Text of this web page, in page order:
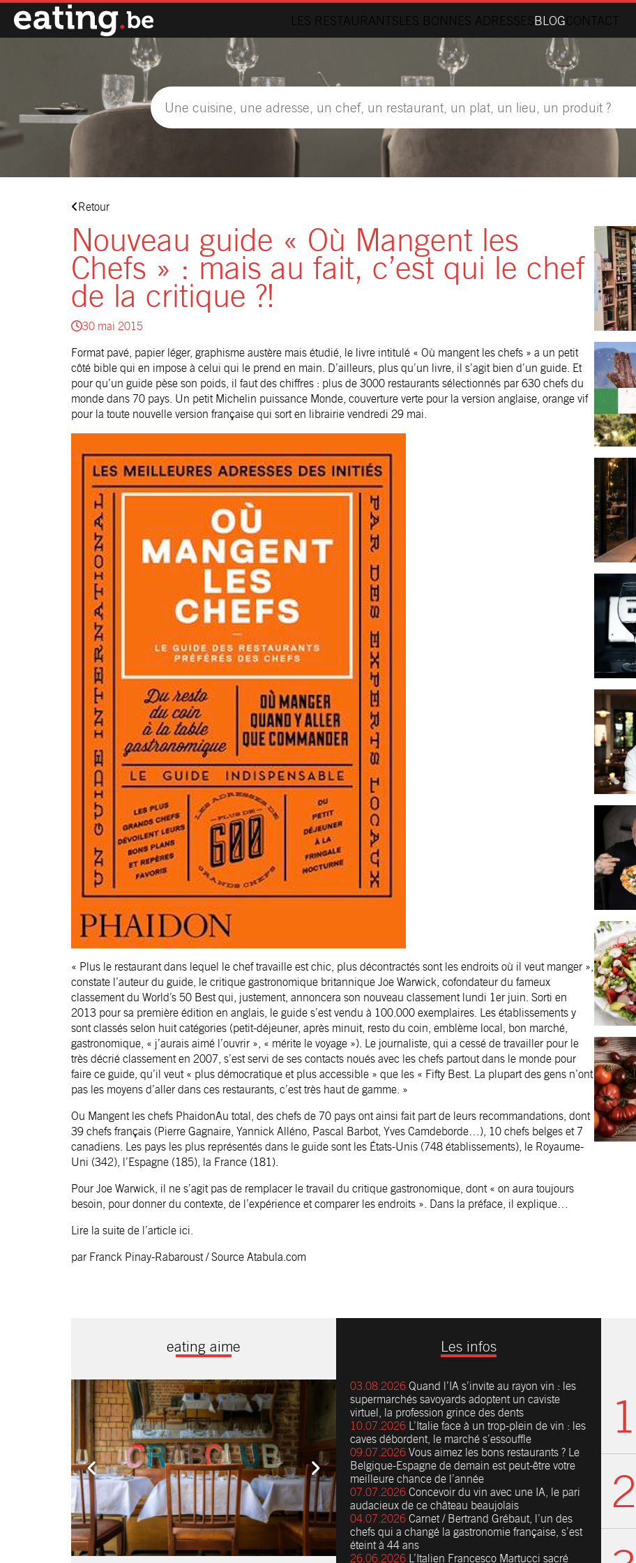
LES RESTAURANTSLES BONNES ADRESSESBLOGCONTACT
Retour
Nouveau guide « Où Mangent les
Chefs » : mais au fait, c’est qui le chef
de la critique ?!
30 mai 2015
Format pavé, papier léger, graphisme austère mais étudié, le livre intitulé « Où mangent les chefs » a un petit
côté bible qui en impose à celui qui le prend en main. D’ailleurs, plus qu’un livre, il s’agit bien d’un guide. Et
pour qu’un guide pèse son poids, il faut des chiffres : plus de 3000 restaurants sélectionnés par 630 chefs du
monde dans 70 pays. Un petit Michelin puissance Monde, couverture verte pour la version anglaise, orange vif
pour la toute nouvelle version française qui sort en librairie vendredi 29 mai.
« Plus le restaurant dans lequel le chef travaille est chic, plus décontractés sont les endroits où il veut manger »,
constate l’auteur du guide, le critique gastronomique britannique Joe Warwick, cofondateur du fameux
classement du World’s 50 Best qui, justement, annoncera son nouveau classement lundi 1er juin. Sorti en
2013 pour sa première édition en anglais, le guide s’est vendu à 100.000 exemplaires. Les établissements y
sont classés selon huit catégories (petit-déjeuner, après minuit, resto du coin, emblème local, bon marché,
gastronomique, « j’aurais aimé l’ouvrir », « mérite le voyage »). Le journaliste, qui a cessé de travailler pour le
très décrié classement en 2007, s’est servi de ses contacts noués avec les chefs partout dans le monde pour
faire ce guide, qu’il veut « plus démocratique et plus accessible » que les « Fifty Best. La plupart des gens n’ont
pas les moyens d’aller dans ces restaurants, c’est très haut de gamme. »
Ou Mangent les chefs PhaidonAu total, des chefs de 70 pays ont ainsi fait part de leurs recommandations, dont
39 chefs français (Pierre Gagnaire, Yannick Alléno, Pascal Barbot, Yves Camdeborde…), 10 chefs belges et 7
canadiens. Les pays les plus représentés dans le guide sont les États-Unis (748 établissements), le Royaume-
Uni (342), l’Espagne (185), la France (181).
Pour Joe Warwick, il ne s’agit pas de remplacer le travail du critique gastronomique, dont « on aura toujours
besoin, pour donner du contexte, de l’expérience et comparer les endroits ». Dans la préface, il explique…
Lire la suite de l’article ici
par Franck Pinay-Rabaroust /Source Atabula.com
eating aime Les infos
03.08.2026 Quand l’IA s’invite au rayon vin : les
supermarchés savoyards adoptent un caviste
virtuel, la profession grince des dents
10.07.2026 L’Italie face à un trop-plein de vin : les
caves débordent, le marché s’essouffle
09.07.2026 Vous aimez les bons restaurants ? Le
Belgique-Espagne de demain est peut-être votre
meilleure chance de l’année
07.07.2026 Concevoir du vin avec une IA, le pari
audacieux de ce château beaujolais
04.07.2026 Carnet / Bertrand Grébaut, l’un des
chefs qui a changé la gastronomie française, s’est
éteint à 44 ans
26.06.2026 L’Italien Francesco Martucci sacré